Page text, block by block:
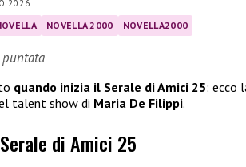
2026
NOVELLA 2000 NOVELLA2000
puntata
quando inizia il Serale di Amici 25: ecco
talent show di Maria De Filippi.
di Amici 25